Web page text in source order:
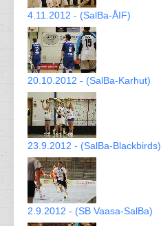
4.11.2012 - (SalBa-ÅIF)
20.10.2012 - (SalBa-Karhut)
23.9.2012 - (SalBa-Blackbirds)
2.9.2012 - (SB Vaasa-SalBa)